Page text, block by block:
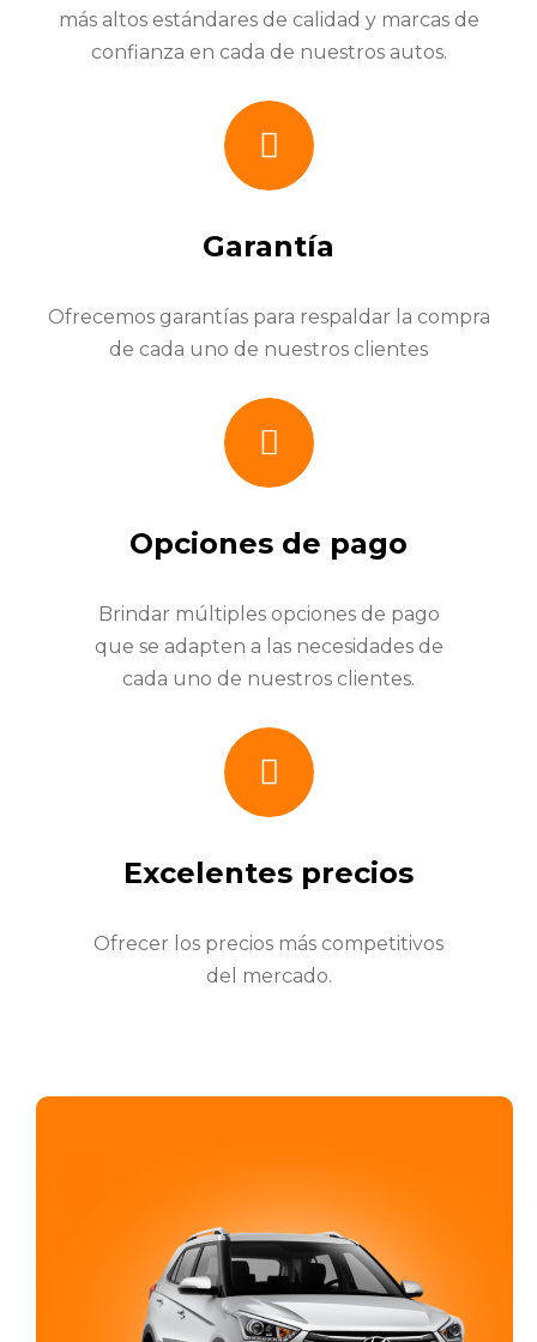
más altos estándares de calidad y marcas de
confianza en cada de nuestros autos.
Garantía
Ofrecemos garantías para respaldar la compra
de cada uno de nuestros clientes
Opciones de pago
Brindar múltiples opciones de pago
que se adapten a las necesidades de
cada uno de nuestros clientes.
Excelentes precios
Ofrecer los precios más competitivos
del mercado.